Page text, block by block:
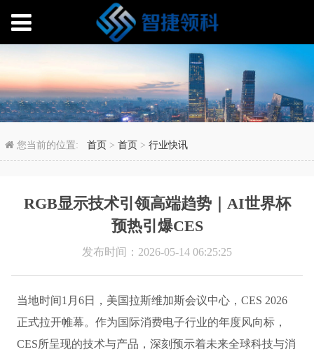
RGB显示技术引领高端
您当前的位置:首页 >首页 >行业快讯
RGB显示技术引领高端趋势｜AI世界杯
预热引爆CES
发布时间：2026-05-14 06:25:25
当地时间1月6日，美国拉斯维加斯会议中心，CES 2026
正式拉开帷幕。作为国际消费电子行业的年度风向标，
CES所呈现的技术与产品，深刻预示着未来全球科技与消